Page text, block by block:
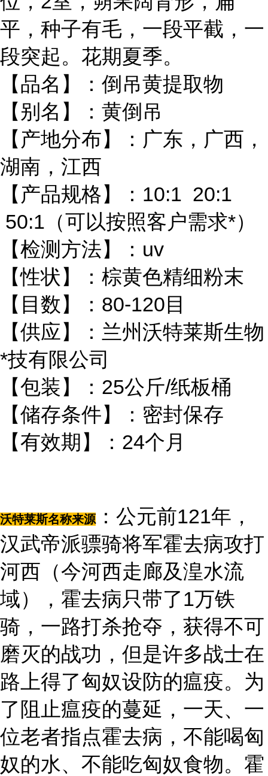
平，种子有毛，一段平截，一
段突起。花期夏季。
【品名】：倒吊黄提取物
【别名】：黄倒吊
【产地分布】：广东，广西，
湖南，江西
【产品规格】：10:1 20:1
50:1（可以按照客户需求*）
【检测方法】：uv
【性状】：棕黄色精细粉末
【目数】：80-120目
【供应】：兰州沃特莱斯生物
*技有限公司
【包装】：25公斤/纸板桶
【储存条件】：密封保存
【有效期】：24个月
沃特莱斯名称来源
：公元前121年，
汉武帝派骠骑将军霍去病攻打
河西（今河西走廊及湟水流
域），霍去病只带了1万铁
骑，一路打杀抢夺，获得不可
磨灭的战功，但是许多战士在
路上得了匈奴设防的瘟疫。为
了阻止瘟疫的蔓延，一天、一
位老者指点霍去病，不能喝匈
奴的水、不能吃匈奴食物。霍